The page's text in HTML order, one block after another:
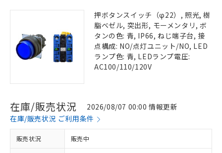
押ボタンスイッチ（φ22）, 照光, 樹
脂ベゼル, 突出形, モーメンタリ, ボ
タンの色: 青, IP66, ねじ端子台, 接
点構成: NO/点灯ユニット/NO, LED
ランプ色: 青, LEDランプ電圧:
AC100/110/120V
在庫/販売状況
2026/08/07 00:00 情報更新
在庫/販売状況 ご利用条件
販売状況 販売中